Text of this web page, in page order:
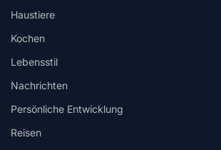
Haustiere
Kochen
Lebensstil
Nachrichten
Persönliche Entwicklung
Reisen